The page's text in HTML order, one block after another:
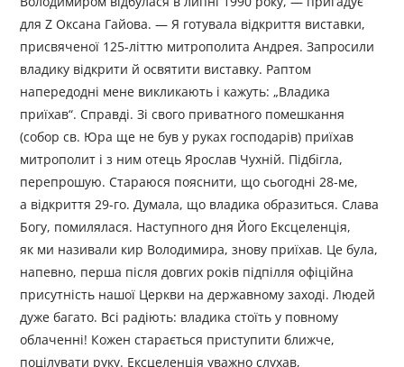
для Z Оксана Гайова. — Я готувала відкриття виставки,
присвяченої 125-літтю митрополита Андрея. Запросили
владику відкрити й освятити виставку. Раптом
напередодні мене викликають і кажуть: „Владика
приїхав“. Справді. Зі свого приватного помешкання
(собор св. Юра ще не був у руках господарів) приїхав
митрополит і з ним отець Ярослав Чухній. Підбігла,
перепрошую. Стараюся пояснити, що сьогодні 28-ме,
а відкриття 29-го. Думала, що владика образиться. Слава
Богу, помилялася. Наступного дня Його Ексцеленція,
як ми називали кир Володимира, знову приїхав. Це була,
напевно, перша після довгих років підпілля офіційна
присутність нашої Церкви на державному заході. Людей
дуже багато. Всі радіють: владика стоїть у повному
облаченні! Кожен старається приступити ближче,
поцілувати руку. Ексцеленція уважно слухав,